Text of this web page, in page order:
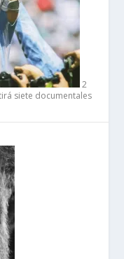
2
siete documentales